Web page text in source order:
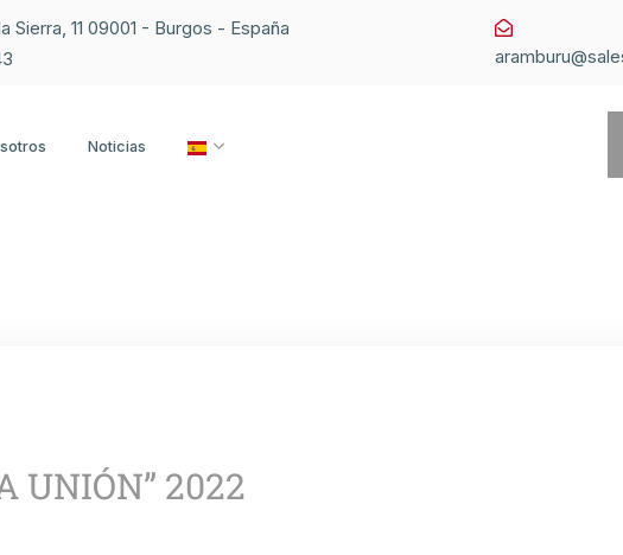
Sierra, 11 09001 - Burgos - España
Noticias
UNIÓN” 2022